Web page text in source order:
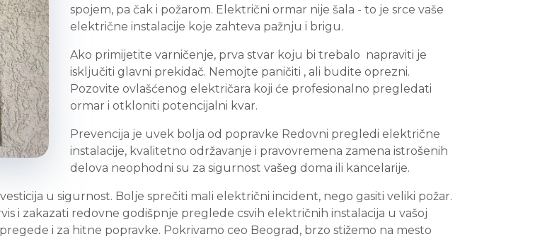
spojem, pa čak i požarom. Električni ormar nije šala - to je srce vaše
električne instalacije koje zahteva pažnju i brigu.
Ako primijetite varničenje, prva stvar koju bi trebalo napraviti je
isključiti glavni prekidač. Nemojte paničiti , ali budite oprezni.
Pozovite ovlašćenog električara koji će profesionalno pregledati
ormar i otkloniti potencijalni kvar.
Prevencija je uvek bolja od popravke Redovni pregledi električne
instalacije, kvalitetno održavanje i pravovremena zamena istrošenih
delova neophodni su za sigurnost vašeg doma ili kancelarije.
u sigurnost. Bolje sprečiti mali električni incident, nego gasiti veliki požar.
i zakazati redovne godišpnje preglede csvih električnih instalacija u vašoj
i za hitne popravke. Pokrivamo ceo Beograd, brzo stižemo na mesto